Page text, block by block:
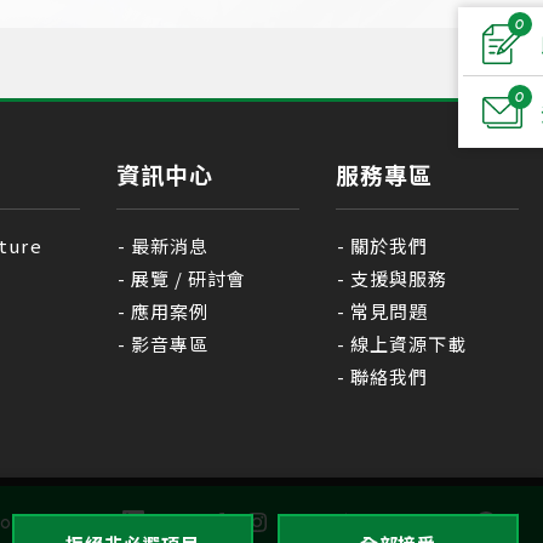
資訊中心
最新消息
展覽 / 研討會
應用案例
影音專區
服務專區
關於我們
支援與服務
常見問題
線上資源下載
聯絡我們
Us : GO TOP
0
0